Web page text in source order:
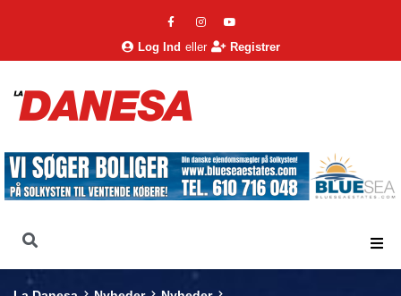
Log Ind eller Registrer